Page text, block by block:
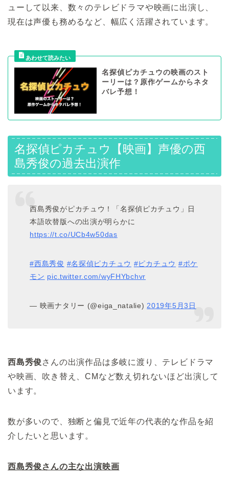
ューして以来、数々のテレビドラマや映画に出演し、
現在は声優も務めるなど、幅広く活躍されています。
名探偵ピカチュウの映画のスト
ーリーは？原作ゲームからネタ
バレ予想！
名探偵ピカチュウ【映画】声優の西
島秀俊の過去出演作
西島秀俊がピカチュウ！「名探偵ピカチュウ」日
本語吹替版への出演が明らかに
https://t.co/UCb4w50das
#西島秀俊 #名探偵ピカチュウ #ピカチュウ #ポケ
モン pic.twitter.com/wyFHYbchvr
— 映画ナタリー (@eiga_natalie) 2019年5月3日
西島秀俊 さんの出演作品は多岐に渡り、テレビドラマ
や映画、吹き替え、CMなど数え切れないほど出演して
います。
数が多いので、独断と偏見で近年の代表的な作品を紹
介したいと思います。
西島秀俊さんの主な出演映画